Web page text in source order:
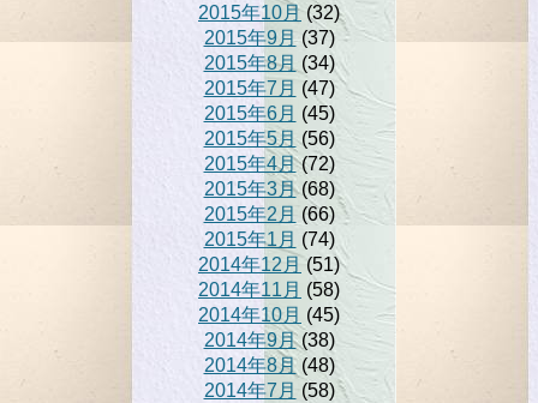
2015年10月 (32)
2015年9月(37)
2015年8月 (34)
2015年7月 (47)
2015年6月 (45)
2015年5月 (56)
2015年4月(72)
2015年3月(68)
2015年2月 (66)
2015年1月 (74)
2014年12月 (51)
2014年11月 (58)
2014年10月 (45)
2014年9月(38)
2014年8月(48)
2014年7月 (58)